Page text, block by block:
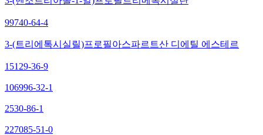
99740-64-4
3-(트리에톡시실릴)프로필아스파르트산 디에틸 에스테르
15129-36-9
106996-32-1
2530-86-1
227085-51-0